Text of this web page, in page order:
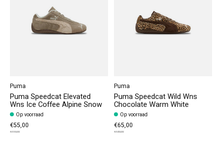
Puma
Puma Speedcat Elevated
Wns Ice Coffee Alpine Snow
Op voorraad
€55,00
€110,00
Puma
Puma Speedcat Wild Wns
Chocolate Warm White
Op voorraad
€65,00
€130,00